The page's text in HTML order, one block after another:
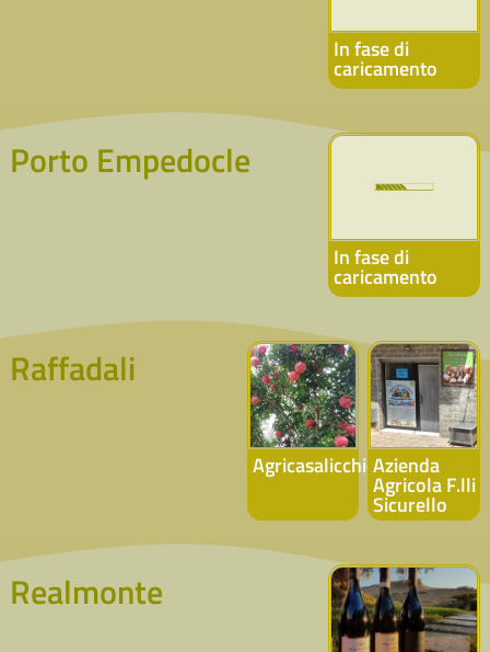
In fase di
caricamento
Porto Empedocle
In fase di
caricamento
Raffadali
AgricasalicchioAzienda
Agricola F.lli
Sicurello
Realmonte